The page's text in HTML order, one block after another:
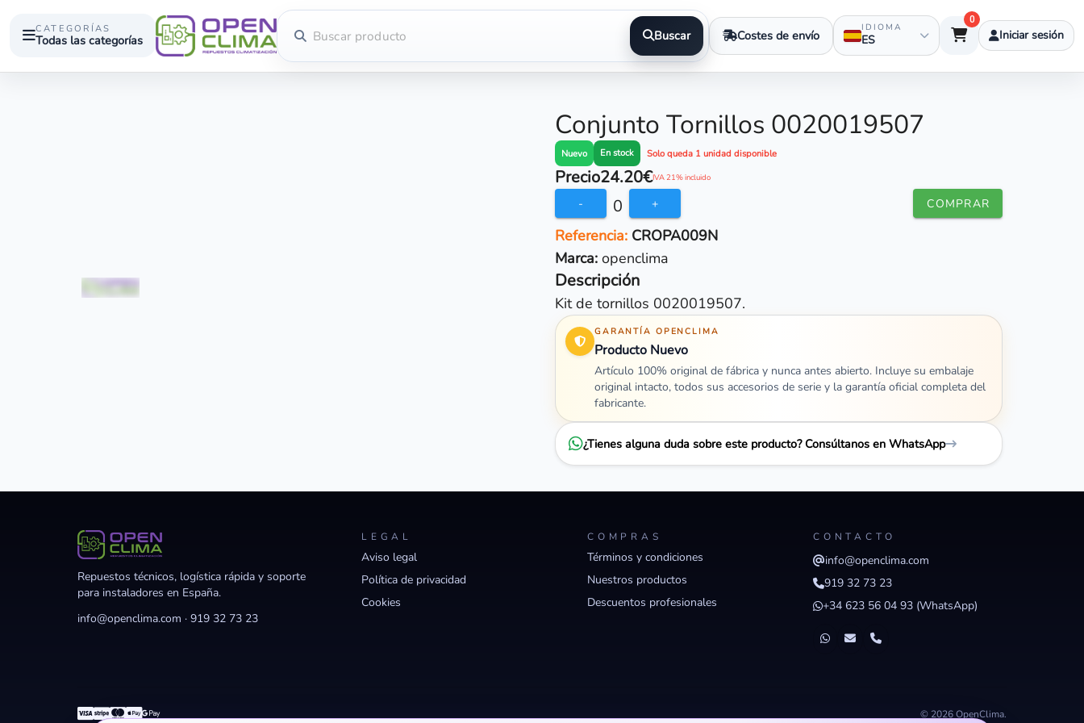
CATEGORÍAS
Todas las categorías Buscar Costes de envío IDIOMA
ES
0
Iniciar sesión
Conjunto Tornillos 0020019507
Nuevo En stock Solo queda 1 unidad disponible
Precio24.20€IVA 21% incluido
- 0 + COMPRAR
Referencia:CROPA009N
Marca: openclima
Descripción
Kit de tornillos 0020019507.
GARANTÍA OPENCLIMA
Producto Nuevo
Artículo 100% original de fábrica y nunca antes abierto. Incluye su embalaje
original intacto, todos sus accesorios de serie y la garantía oficial completa del
fabricante.
¿Tienes alguna duda sobre este producto? Consúltanos en WhatsApp
Repuestos técnicos, logística rápida y soporte
para instaladores en España.
info@openclima.com · 919 32 73 23
LEGAL
Aviso legal
Política de privacidad
Cookies
COMPRAS
Términos y condiciones
Nuestros productos
Descuentos profesionales
CONTACTO
info@openclima.com
919 32 73 23
+34 623 56 04 93 (WhatsApp)
© 2026 OpenClima.